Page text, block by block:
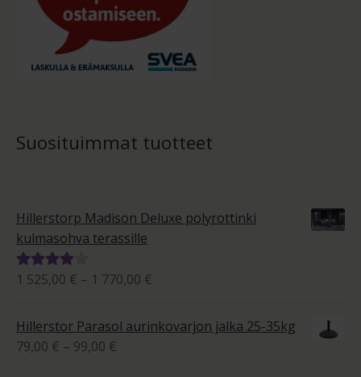
Suosituimmat tuotteet
Hillerstorp Madison Deluxe polyrottinki
kulmasohva terassille
Arvostelu
1 525,00 € – 1 770,00 €
525,00 €
-
Hillerstor Parasol aurinkovarjon jalka 25-35kg
79,00 € – 99,00 €